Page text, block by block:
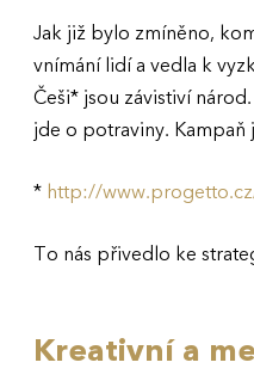
Jak již bylo zmíněno,
vnímání lidí a vedla k
Češi* jsou závistiví
jde o potraviny.
* http://
To nás přivedlo ke
Kreativní a